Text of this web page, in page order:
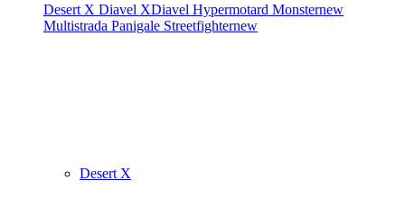
Desert X Diavel XDiavel Hypermotard Monsternew
Multistrada Panigale Streetfighternew
Desert X